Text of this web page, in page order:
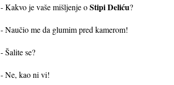
- Kakvo je vaše mišljenje oStipi Deliću?
- Naučio me da glumim pred kamerom!
- Šalite se?
- Ne, kao ni vi!